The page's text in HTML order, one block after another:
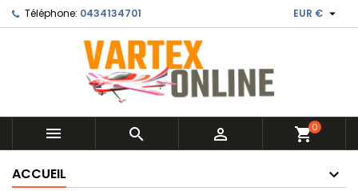
Téléphone: 0434134701 EUR € 
   shopping_cart0
ACCUEIL